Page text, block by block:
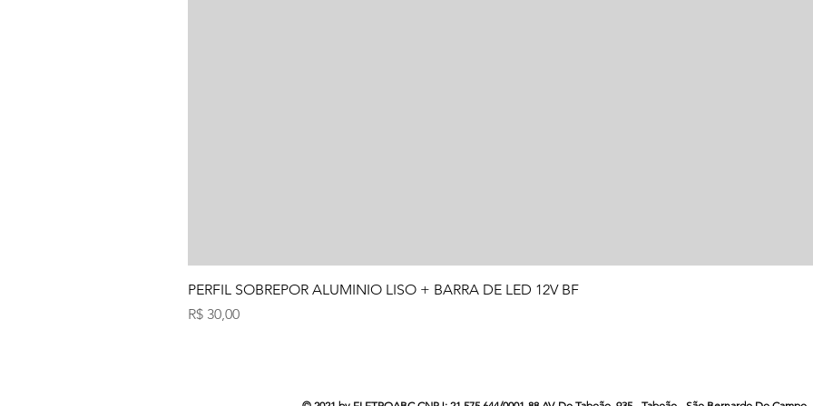
Visualização rápida
PERFIL SOBREPOR ALUMINIO LISO + BARRA DE LED 12V BF
Preço
R$ 30,00